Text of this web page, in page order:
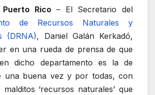
Rico– El Secretario del
de Recursos Naturales y
(DRNA), Daniel Galán Kerkadó,
en una rueda de prensa de que
dicho departamento es la de
una buena vez y por todas, con
‘recursos naturales’ que